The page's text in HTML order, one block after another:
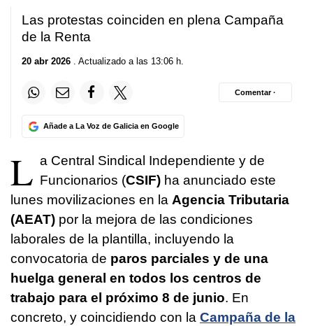
Las protestas coinciden en plena Campaña
de la Renta
20 abr 2026 . Actualizado a las 13:06 h.
Añade a La Voz de Galicia en Google
Comentar ·
L a Central Sindical Independiente y de
Funcionarios (CSIF) ha anunciado este
lunes movilizaciones en la Agencia Tributaria
(AEAT) por la mejora de las condiciones
laborales de la plantilla, incluyendo la
convocatoria de paros parciales y de una
huelga general en todos los centros de
trabajo para el próximo 8 de junio. En
concreto, y coincidiendo con la Campaña de la